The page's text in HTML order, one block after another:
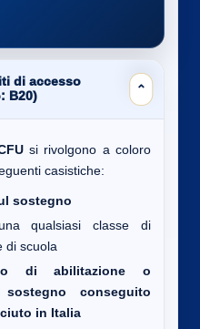
di accesso
B20)
⌄
si rivolgono a coloro
casistiche:
sostegno
qualsiasi classe di
di scuola
di abilitazione o
conseguito
in Italia